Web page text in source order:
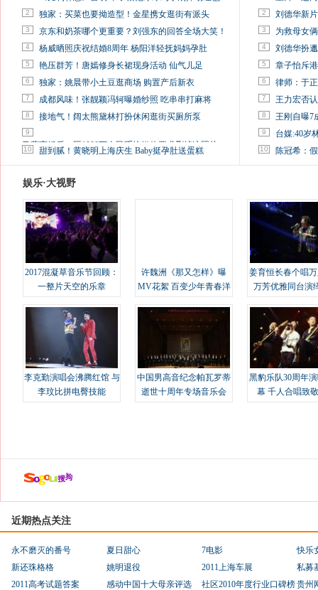
2 独家：买菜也要拗造型！金星携女逛街有派头
3 京东和奶茶哪个更重要？刘强东的回答全场大笑！
4 杨威晒照庆祝结婚8周年 杨阳洋轻抚妈妈孕肚
5 艳压群芳！唐嫣修身长裙现身活动 仙气儿足
6 独家：姚晨带小土豆逛商场 购置产后新衣
7 成都风味！张靓颖冯轲曝婚纱照 吃串串打麻将
8 接地气！阔太熊黛林打扮休闲逛街买厕所泵
9
马蓉离婚后，砸1000万人民币给媒体要求删掉这照片
10 甜到腻！黄晓明上海庆生 Baby挺孕肚送蛋糕
2 刘德华新
3 为救母女
4 刘德华扮
5 章子怡斥
6 律师：于
7 王力宏否
8 王刚自曝7
9 台媒:40岁
10 陈冠希：
娱乐·大视野
2017混凝草音乐节回顾：
一整片天空的乐章
许魏洲《那又怎样》曝
MV花絮 百变少年青春洋
姜育恒长春个唱
万芳优雅同台演
李克勤演唱会沸腾红馆 与
李玟比拼电臀技能
中国男高音纪念帕瓦罗蒂
逝世十周年专场音乐会
黑豹乐队30周年
幕 千人合唱致
近期热点关注
永不磨灭的番号 夏日甜心 7电影
快乐
新还珠格格
姚明退役 2011上海车展
私募
2011高考试题答案
感动中国十大母亲评选 社区2010年度行业口碑榜贵州